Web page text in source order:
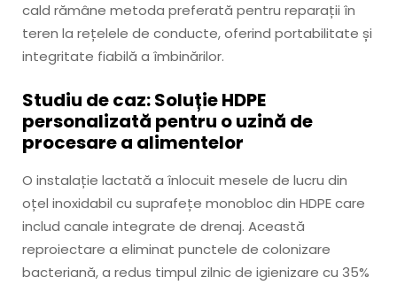
cald rămâne metoda preferată pentru reparații în
teren la rețelele de conducte, oferind portabilitate și
integritate fiabilă a îmbinărilor.
Studiu de caz: Soluție HDPE
personalizată pentru o uzină de
procesare a alimentelor
O instalație lactată a înlocuit mesele de lucru din
oțel inoxidabil cu suprafețe monobloc din HDPE care
includ canale integrate de drenaj. Această
reproiectare a eliminat punctele de colonizare
bacteriană, a redus timpul zilnic de igienizare cu 35%